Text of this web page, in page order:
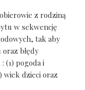
z rodziną
w sekwencję
tak aby
błędy
(1) pogoda i
wiek dzieci oraz